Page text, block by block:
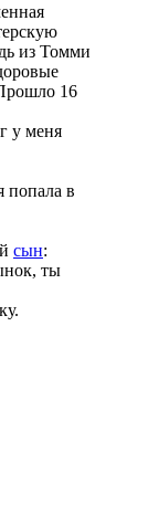
из Томми
16
у меня
попала в
сын:
ты